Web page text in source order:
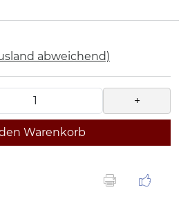
abweichend)
+
Warenkorb